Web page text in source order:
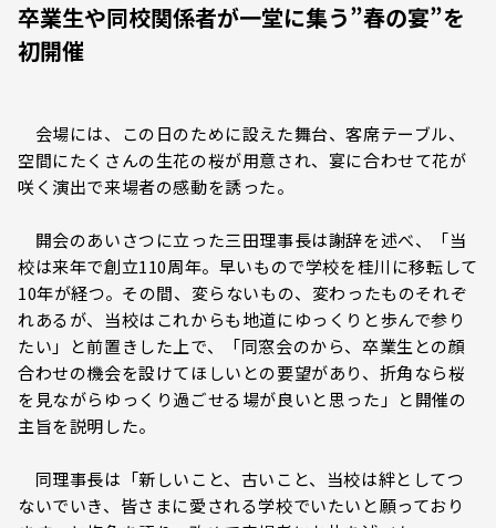
卒業生や同校関係者が一堂に集う”春の宴”を
初開催
会場には、この日のために設えた舞台、客席テーブル、
空間にたくさんの生花の桜が用意され、宴に合わせて花が
咲く演出で来場者の感動を誘った。
開会のあいさつに立った三田理事長は謝辞を述べ、「当
校は来年で創立110周年。早いもので学校を桂川に移転して
10年が経つ。その間、変らないもの、変わったものそれぞ
れあるが、当校はこれからも地道にゆっくりと歩んで参り
たい」と前置きした上で、「同窓会のから、卒業生との顔
合わせの機会を設けてほしいとの要望があり、折角なら桜
を見ながらゆっくり過ごせる場が良いと思った」と開催の
主旨を説明した。
同理事長は「新しいこと、古いこと、当校は絆としてつ
ないでいき、皆さまに愛される学校でいたいと願っており